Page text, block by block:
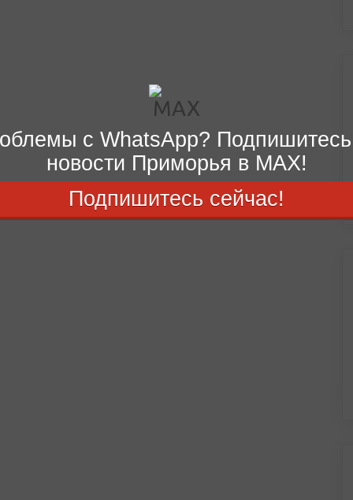
с WhatsApp?
новости Приморья в MAX!
Подпишитесь сейчас!